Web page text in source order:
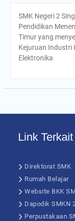
SMK Negeri 2
Pendidikan
Timur yang
Kejuruan Industri
Elektronika
Link Terkait
Direktorat SMK
Rumah Belajar
Website BKK
Dapodik SMKN
Perpustakaan